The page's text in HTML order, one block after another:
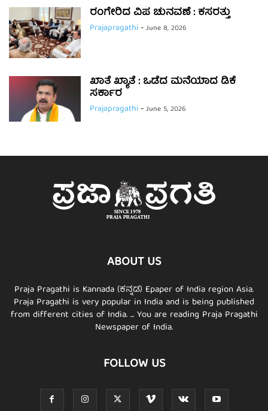
ರಂಗೇರಿದ ವಿಪ ಚುನವಣೆ : ಕಸರತ್ತು
Prajapragathi-June 8, 2026
ಖಾತೆ ಖ್ಯಾತೆ : ಒಡೆದ ಮನೆಯಾದ ಡಿಕೆ
ಸರ್ಕಾರ
Prajapragathi-June 5, 2026
ABOUT US
Praja Pragathi is Kannada (ಕನ್ನಡ) Epaper of India region Asia.
Praja Pragathi is very popular in India and is being published
from different cities of India. ... You are reading Praja Pragathi
Newspaper of India.
FOLLOW US